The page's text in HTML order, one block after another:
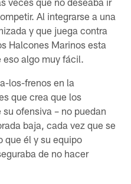
Al integrarse a una
y que juega contra
Halcones Marinos esta
eso algo muy fácil.
los-frenos en la
que crea que los
ofensiva – no puedan
baja, cada vez que se
que él y su equipo
de no hacer